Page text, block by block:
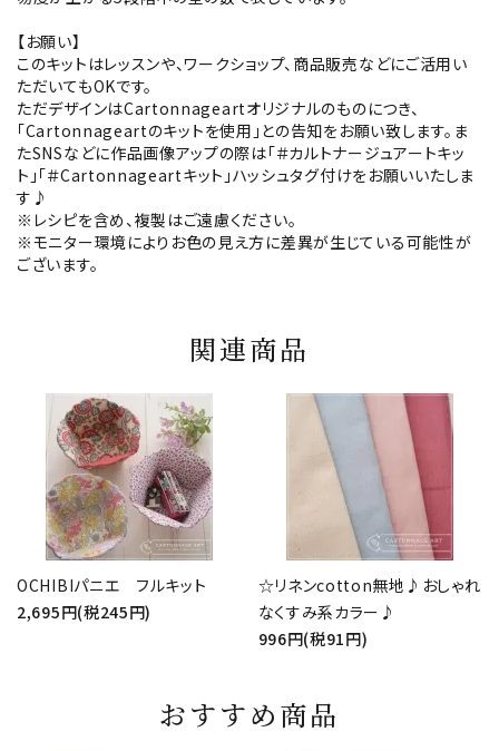
【お願い】
このキットはレッスンや、ワークショップ、商品販売などにご活用い
ただいてもOKです。
ただデザインはCartonnageartオリジナルのものにつき、
「Cartonnageartのキットを使用」との告知をお願い致します。ま
たSNSなどに作品画像アップの際は「＃カルトナージュアートキッ
ト」「＃Cartonnageartキット」ハッシュタグ付けをお願いいたしま
す♪
※レシピを含め、複製はご遠慮ください。
※モニター環境によりお色の見え方に差異が生じている可能性が
ございます。
関連商品
OCHIBIパニエ フルキット
2,695円(税245円)
☆リネンcotton無地♪おしゃれ
なくすみ系カラー♪
996円(税91円)
おすすめ商品